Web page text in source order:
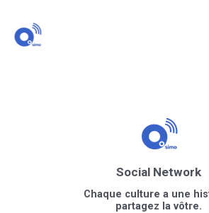
Social Network
Chaque culture a une
partagez la vôtre.